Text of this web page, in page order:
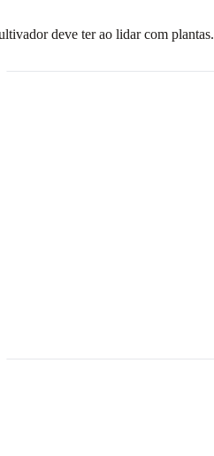
deve ter ao lidar com plantas.